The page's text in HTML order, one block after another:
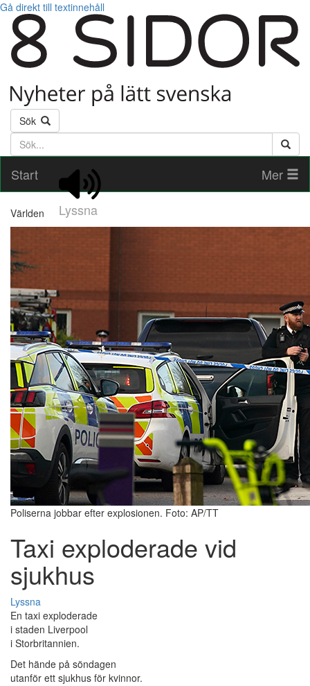
Gå direkt till textinnehåll
Sök
Söktext
Start
Lyssna
Mer
Världen
Poliserna jobbar efter explosionen. Foto: AP/TT
Taxi exploderade vid
sjukhus
Lyssna
En taxi exploderade
i staden Liverpool
i Storbritannien.
Det hände på söndagen
utanför ett sjukhus för kvinnor.